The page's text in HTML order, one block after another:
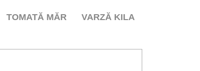
VARZĂ KILA
TOMATĂ MĂR